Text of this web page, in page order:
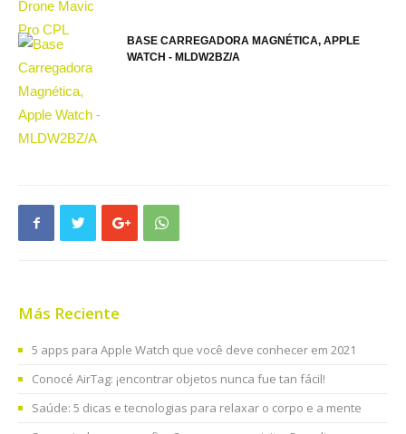
BASE CARREGADORA MAGNÉTICA, APPLE
WATCH - MLDW2BZ/A
Más Reciente
5 apps para Apple Watch que você deve conhecer em 2021
Conocé AirTag: ¡encontrar objetos nunca fue tan fácil!
Saúde: 5 dicas e tecnologias para relaxar o corpo e a mente